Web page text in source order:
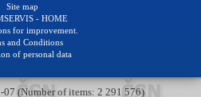
Site map
- HOME
for improvement.
and Conditions
of personal data
(Number of items: 2 291 576)